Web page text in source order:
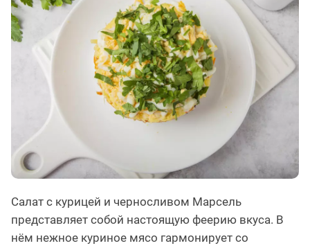
Салат с курицей и черносливом Марсель
представляет собой настоящую феерию вкуса. В
нём нежное куриное мясо гармонирует со